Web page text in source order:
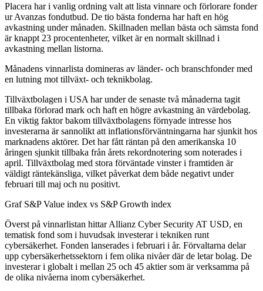
Placera har i vanlig ordning valt att lista vinnare och förlorare fonder
ur Avanzas fondutbud. De tio bästa fonderna har haft en hög
avkastning under månaden. Skillnaden mellan bästa och sämsta fond
är knappt 23 procentenheter, vilket är en normalt skillnad i
avkastning mellan listorna.
Månadens vinnarlista domineras av länder- och branschfonder med
en lutning mot tillväxt- och teknikbolag.
Tillväxtbolagen i USA har under de senaste två månaderna tagit
tillbaka förlorad mark och haft en högre avkastning än värdebolag.
En viktig faktor bakom tillväxtbolagens förnyade intresse hos
investerarna är sannolikt att inflationsförväntningarna har sjunkit hos
marknadens aktörer. Det har fått räntan på den amerikanska 10
åringen sjunkit tillbaka från årets rekordnotering som noterades i
april. Tillväxtbolag med stora förväntade vinster i framtiden är
väldigt räntekänsliga, vilket påverkat dem både negativt under
februari till maj och nu positivt.
Graf S&P Value index vs S&P Growth index
Överst på vinnarlistan hittar Allianz Cyber Security AT USD, en
tematisk fond som i huvudsak investerar i tekniken runt
cybersäkerhet. Fonden lanserades i februari i år. Förvaltarna delar
upp cybersäkerhetssektorn i fem olika nivåer där de letar bolag. De
investerar i globalt i mellan 25 och 45 aktier som är verksamma på
de olika nivåerna inom cybersäkerhet.